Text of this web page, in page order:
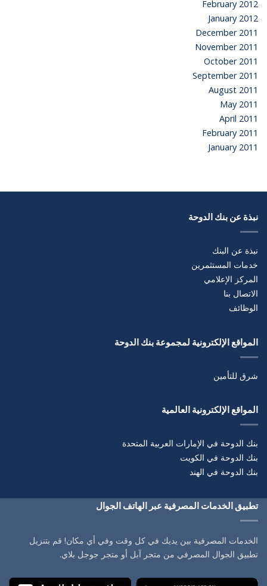
February 2012
January 2012
December 2011
November 2011
October 2011
September 2011
August 2011
May 2011
April 2011
February 2011
January 2011
نبذة عن بنك الدوحة
نبذة عن البنك
خدمات المستثمرين
المركز الإعلامي
الاتصال بنا
الوظائف
المواقع الإلكترونية لمجموعة بنك الدوحة
شرق للتأمين
المواقع الإلكترونية العالمية
بنك الدوحة في الإمارات العربية المتحدة
بنك الدوحة في الكويت
بنك الدوحة في الهند
تطبيق الخدمات المصرفية عبر الهاتف الجوال
الخدمات المصرفية بين يديك في كل وقت وفي أي مكان! قم بتنزيل
تطبيق الجوال المصرفي من متجر آبل أو متجر جوجل بلاي.